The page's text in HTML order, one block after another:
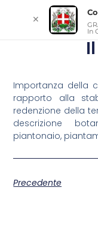
Importanza della
rapporto alla
redenzione della
descrizione
piantonaio,
Precedente
✕
In